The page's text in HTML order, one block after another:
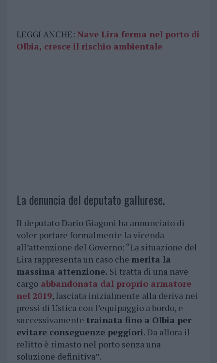
LEGGI ANCHE: Nave Lira ferma nel porto di
Olbia, cresce il rischio ambientale
La denuncia del deputato gallurese.
Il deputato Dario Giagoni ha annunciato di
voler portare formalmente la vicenda
all’attenzione del Governo: “La situazione del
Lira rappresenta un caso che merita la
massima attenzione. Si tratta di una nave
cargoabbandonata dal proprio armatore
nel 2019, lasciata inizialmente alla deriva nei
pressi di Ustica con l’equipaggio a bordo, e
successivamente trainata fino a Olbia per
evitare conseguenze peggiori. Da allora il
relitto è rimasto nel porto senza una
soluzione definitiva”.